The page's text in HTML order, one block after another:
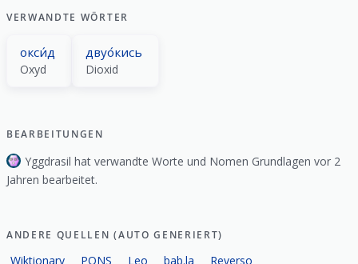
VERWANDTE WÖRTER
окси́д
Oxyd
двуо́кись
Dioxid
BEARBEITUNGEN
Yggdrasil hat verwandte Worte und Nomen Grundlagen vor 2
Jahren bearbeitet.
ANDERE QUELLEN (AUTO GENERIERT)
Wiktionary PONS Leo bab.la Reverso